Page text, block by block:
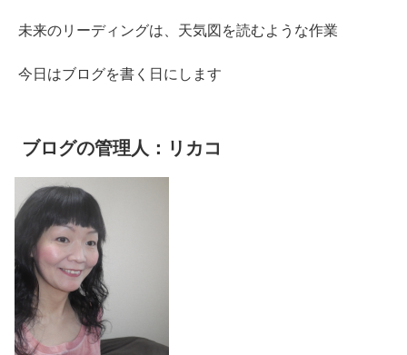
未来のリーディングは、天気図を読むような作業
今日はブログを書く日にします
ブログの管理人：リカコ